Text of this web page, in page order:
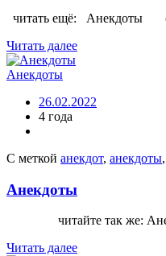
читать ещё: Анекдоты
Читать далее
Анекдоты
26.02.2022
4 года
С меткой анекдот, анекдоты,
Анекдоты
читайте так же:
Читать далее